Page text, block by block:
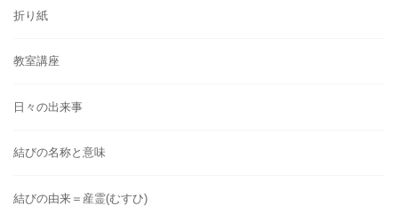
折り紙
教室講座
日々の出来事
結びの名称と意味
結びの由来＝産霊(むすひ)